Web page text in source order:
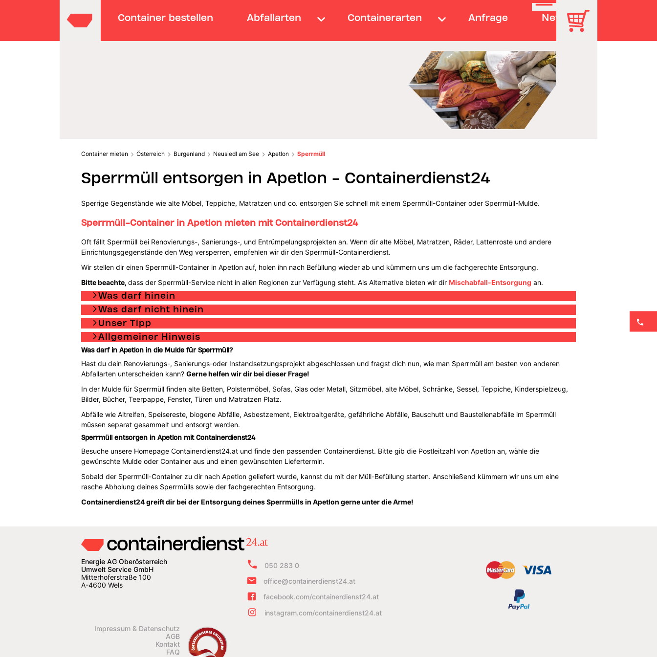
Container bestellen Abfallarten Containerarten Anfrage News
Container mieten Österreich Burgenland Neusiedl am See Apetlon Sperrmüll
Sperrmüll entsorgen in Apetlon - Containerdienst24
Sperrige Gegenstände wie alte Möbel, Teppiche, Matratzen und co. entsorgen Sie schnell mit einem Sperrmüll-Container oder Sperrmüll-Mulde.
Sperrmüll-Container in Apetlon mieten mit Containerdienst24
Oft fällt Sperrmüll bei Renovierungs-, Sanierungs-, und Entrümpelungsprojekten an. Wenn dir alte Möbel, Matratzen, Räder, Lattenroste und andere
Einrichtungsgegenstände den Weg versperren, empfehlen wir dir den Sperrmüll-Containerdienst.
Wir stellen dir einen Sperrmüll-Container in Apetlon auf, holen ihn nach Befüllung wieder ab und kümmern uns um die fachgerechte Entsorgung.
Bitte beachte, dass der Sperrmüll-Service nicht in allen Regionen zur Verfügung steht. Als Alternative bieten wir dir Mischabfall-Entsorgung an.
Was darf hinein
Was darf nicht hinein
Unser Tipp
Allgemeiner Hinweis
Was darf in Apetlon in die Mulde für Sperrmüll?
Hast du dein Renovierungs-, Sanierungs-oder Instandsetzungsprojekt abgeschlossen und fragst dich nun, wie man Sperrmüll am besten von anderen
Abfallarten unterscheiden kann? Gerne helfen wir dir bei dieser Frage!
In der Mulde für Sperrmüll finden alte Betten, Polstermöbel, Sofas, Glas oder Metall, Sitzmöbel, alte Möbel, Schränke, Sessel, Teppiche, Kinderspielzeug,
Bilder, Bücher, Teerpappe, Fenster, Türen und Matratzen Platz.
Abfälle wie Altreifen, Speisereste, biogene Abfälle, Asbestzement, Elektroaltgeräte, gefährliche Abfälle, Bauschutt und Baustellenabfälle im Sperrmüll
müssen separat gesammelt und entsorgt werden.
Sperrmüll entsorgen in Apetlon mit Containerdienst24
Besuche unsere Homepage Containerdienst24.at und finde den passenden Containerdienst. Bitte gib die Postleitzahl von Apetlon an, wähle die
gewünschte Mulde oder Container aus und einen gewünschten Liefertermin.
Sobald der Sperrmüll-Container zu dir nach Apetlon geliefert wurde, kannst du mit der Müll-Befüllung starten. Anschließend kümmern wir uns um eine
rasche Abholung deines Sperrmülls sowie der fachgerechten Entsorgung.
Containerdienst24 greift dir bei der Entsorgung deines Sperrmülls in Apetlon gerne unter die Arme!
Energie AG Oberösterreich
Umwelt Service GmbH
Mitterhoferstraße 100
A-4600 Wels
050 283 0
office@containerdienst24.at
facebook.com/containerdienst24.at
instagram.com/containerdienst24.at
Impressum & Datenschutz
AGB
Kontakt
FAQ